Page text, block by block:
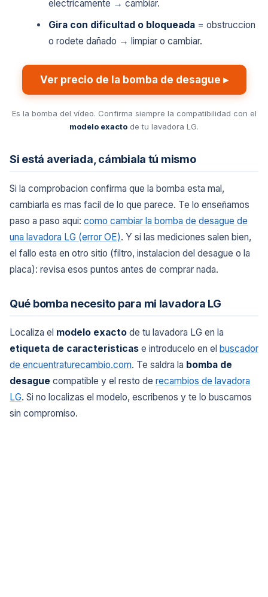
electricamente → cambiar.
Gira con dificultad o bloqueada = obstruccion
o rodete dañado → limpiar o cambiar.
Ver precio de la bomba de desague ▸
Es la bomba del vídeo. Confirma siempre la compatibilidad con el
modelo exacto de tu lavadora LG.
Si está averiada, cámbiala tú mismo
Si la comprobacion confirma que la bomba esta mal,
cambiarla es mas facil de lo que parece. Te lo enseñamos
paso a paso aqui: como cambiar la bomba de desague de
una lavadora LG (error OE). Y si las mediciones salen bien,
el fallo esta en otro sitio (filtro, instalacion del desague o la
placa): revisa esos puntos antes de comprar nada.
Qué bomba necesito para mi lavadora LG
Localiza el modelo exacto de tu lavadora LG en la
etiqueta de caracteristicas e introducelo en el buscador
de encuentraturecambio.com. Te saldra la bomba de
desague compatible y el resto de recambios de lavadora
LG. Si no localizas el modelo, escribenos y te lo buscamos
sin compromiso.